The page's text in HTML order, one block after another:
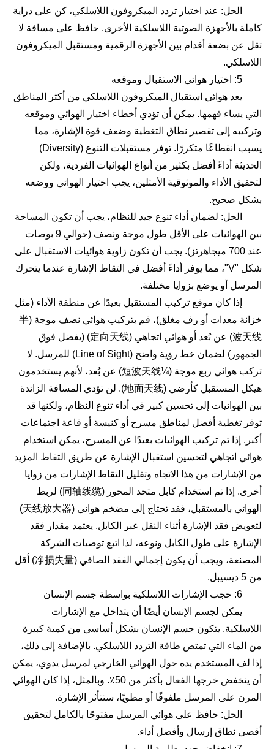
الحل: عند اختيار تردد الميكروفون اللاسلكي، كن على دراية
كاملة بالأجهزة الصوتية اللاسلكية الأخرى. حافظ على مسافة لا
تقل عن بضعة أقدام بين الأجهزة الرقمية ومستقبل الميكروفون
اللاسلكي.
يعد هوائي استقبال الميكروفون اللاسلكي من أكثر المناطق
التي يساء فهمها. يمكن أن تؤدي أخطاء اختيار الهوائي وموقعه
وتركيبه إلى تقصير نطاق التغطية وضعف قوة الإشارة، مما
يسبب انقطاعًا متكررًا. توفر مستقبلات التنوع (Diversity)
الحديثة أداءً أفضل بكثير من أنواع الهوائيات الفردية، ولكن
لتحقيق الأداء والموثوقية الأمثلين، يجب اختيار الهوائي ووضعه
بشكل صحيح.
الحل: لضمان أداء تنوع جيد للنظام، يجب أن تكون المساحة
بين الهوائيات على الأقل طول موجة ونصف (حوالي 9 بوصات
عند 700 ميجاهرتز). يجب أن تكون زاوية هوائيات الاستقبال على
شكل "V"، مما يوفر أداءً أفضل في التقاط الإشارة عندما يتحرك
المرسل أو يوضع بزوايا مختلفة.
إذا كان موقع تركيب المستقبل بعيدًا عن منطقة الأداء (مثل
خزانة معدات أو رف مغلق)، قم بتركيب هوائي نصف موجة (半
波天线) عن بُعد أو هوائي اتجاهي (定向天线) (يفضل فوق
الجمهور) لضمان خط رؤية واضح (Line of Sight) للمرسل. لا
تركب هوائي ربع موجة (¼短波天线) عن بُعد، لأنهم يستخدمون
هيكل المستقبل كأرضي (地面天线). لن تؤدي المسافة الزائدة
بين الهوائيات إلى تحسين كبير في أداء تنوع النظام، ولكنها قد
توفر تغطية أفضل لمناطق مسرح أو كنيسة أو قاعة اجتماعات
أكبر. إذا تم تركيب الهوائيات بعيدًا عن المسرح، يمكن استخدام
هوائي اتجاهي لتحسين استقبال الإشارة عن طريق التقاط المزيد
من الإشارات من هذا الاتجاه وتقليل التقاط الإشارات من زوايا
أخرى. إذا تم استخدام كابل متحد المحور (同轴线缆) لربط
الهوائي بالمستقبل، فقد تحتاج إلى مضخم هوائي (天线放大器)
لتعويض فقد الإشارة أثناء النقل عبر الكابل. يعتمد مقدار فقد
الإشارة على طول الكابل ونوعه، لذا اتبع توصيات الشركة
المصنعة، ويجب أن يكون إجمالي الفقد الصافي (净损失量) أقل
من 5 ديسيبل.
يمكن لجسم الإنسان أيضًا أن يتداخل مع الإشارات
اللاسلكية. يتكون جسم الإنسان بشكل أساسي من كمية كبيرة
من الماء التي تمتص طاقة التردد اللاسلكي. بالإضافة إلى ذلك،
إذا لف المستخدم يده حول الهوائي الخارجي لمرسل يدوي، يمكن
أن ينخفض خرجها الفعال بأكثر من 50٪. وبالمثل، إذا كان الهوائي
المرن على المرسل ملفوفًا أو مطويًا، ستتأثر الإشارة.
الحل: حافظ على هوائي المرسل مفتوحًا بالكامل لتحقيق
أقصى نطاق إرسال وأفضل أداء.